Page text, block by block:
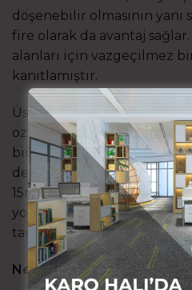
döşenebilir olmasının yanı
fire olarak da avantaj sağlar.
alanları için vazgeçilmez
kanıtlamıştır.
Üst kısmı hav(iplik) alt
özellikli bir tabandan
bir tutkalla sabitlendiği
değiştirme imkanı sağlar.
15mm arasında kalınlıklar
yoğun trafiğe uygun
tasarlanmışlardır.
Neden Karo Halı Tercih